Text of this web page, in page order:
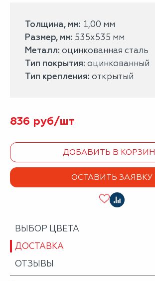
Толщина, мм: 1,00 мм
Размер, мм: 535х535 мм
Металл: оцинкованная сталь
Тип покрытия: оцинкованный
Тип крепления: открытый
836 руб/шт
ДОБАВИТЬ В
ОСТАВИТЬ ЗАЯВКУ
ВЫБОР ЦВЕТА
ДОСТАВКА
ОТЗЫВЫ